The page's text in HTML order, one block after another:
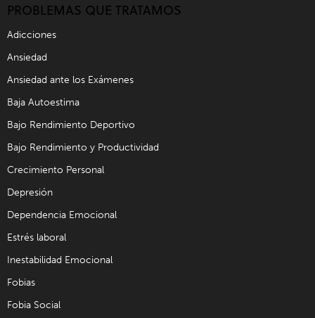
PROBLEMAS QUE TRATAMOS
Adicciones
Ansiedad
Ansiedad ante los Exámenes
Baja Autoestima
Bajo Rendimiento Deportivo
Bajo Rendimiento y Productividad
Crecimiento Personal
Depresión
Dependencia Emocional
Estrés laboral
Inestabilidad Emocional
Fobias
Fobia Social